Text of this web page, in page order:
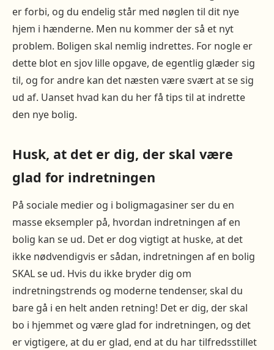
er forbi, og du endelig står med nøglen til dit nye
hjem i hænderne. Men nu kommer der så et nyt
problem. Boligen skal nemlig indrettes. For nogle er
dette blot en sjov lille opgave, de egentlig glæder sig
til, og for andre kan det næsten være svært at se sig
ud af. Uanset hvad kan du her få tips til at indrette
den nye bolig.
Husk, at det er dig, der skal være
glad for indretningen
På sociale medier og i boligmagasiner ser du en
masse eksempler på, hvordan indretningen af en
bolig kan se ud. Det er dog vigtigt at huske, at det
ikke nødvendigvis er sådan, indretningen af en bolig
SKAL se ud. Hvis du ikke bryder dig om
indretningstrends og moderne tendenser, skal du
bare gå i en helt anden retning! Det er dig, der skal
bo i hjemmet og være glad for indretningen, og det
er vigtigere, at du er glad, end at du har tilfredsstillet